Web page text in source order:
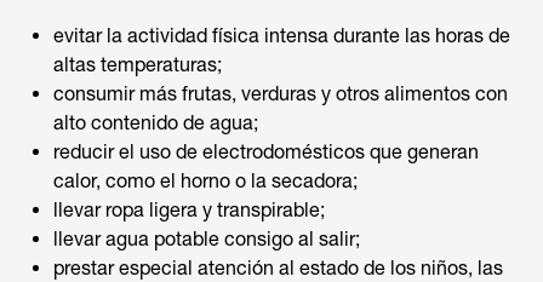
evitar la actividad física intensa durante las horas de
altas temperaturas;
consumir más frutas, verduras y otros alimentos con
alto contenido de agua;
reducir el uso de electrodomésticos que generan
calor, como el horno o la secadora;
llevar ropa ligera y transpirable;
llevar agua potable consigo al salir;
prestar especial atención al estado de los niños, las